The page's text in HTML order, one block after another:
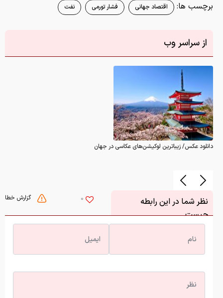
برچسب ها: اقتصاد جهانی فشار تورمی نفت
از سراسر وب
دانلود عکس/ زیباترین لوکیشن‌های عکاسی در جهان
گزارش خطا 0
نظر شما در این رابطه
چیست